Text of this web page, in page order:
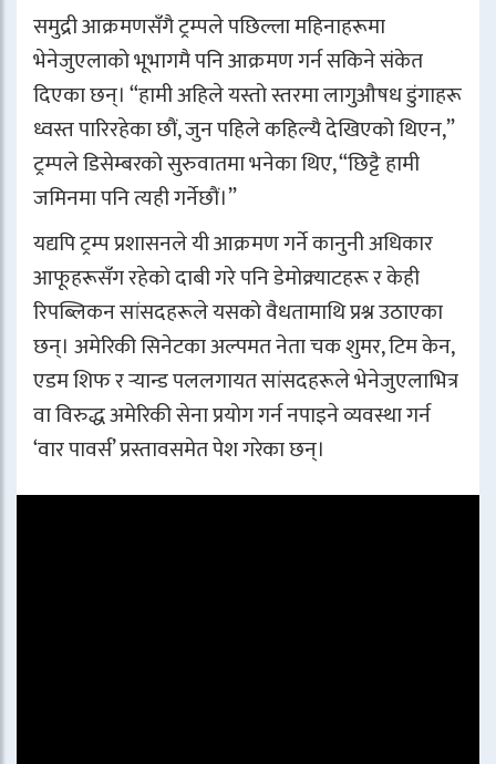
समुद्री आक्रमणसँगै ट्रम्पले पछिल्ला महिनाहरूमा
भेनेजुएलाको भूभागमै पनि आक्रमण गर्न सकिने संकेत
दिएका छन्। “हामी अहिले यस्तो स्तरमा लागुऔषध डुंगाहरू
ध्वस्त पारिरहेका छौं, जुन पहिले कहिल्यै देखिएको थिएन,”
ट्रम्पले डिसेम्बरको सुरुवातमा भनेका थिए, “छिट्टै हामी
जमिनमा पनि त्यही गर्नेछौं।”
यद्यपि ट्रम्प प्रशासनले यी आक्रमण गर्ने कानुनी अधिकार
आफूहरूसँग रहेको दाबी गरे पनि डेमोक्र्याटहरू र केही
रिपब्लिकन सांसदहरूले यसको वैधतामाथि प्रश्न उठाएका
छन्। अमेरिकी सिनेटका अल्पमत नेता चक शुमर, टिम केन,
एडम शिफ र र्‍यान्ड पललगायत सांसदहरूले भेनेजुएलाभित्र
वा विरुद्ध अमेरिकी सेना प्रयोग गर्न नपाइने व्यवस्था गर्न
‘वार पावर्स’ प्रस्तावसमेत पेश गरेका छन्।